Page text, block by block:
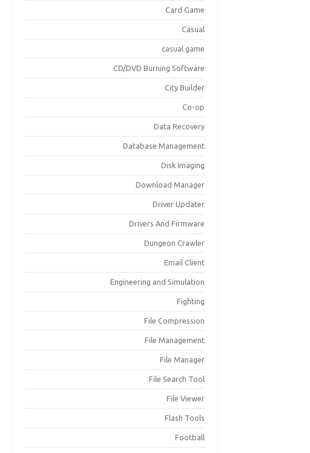
Card Game
Casual
casual game
CD/DVD Burning Software
City Builder
Co-op
Data Recovery
Database Management
Disk Imaging
Download Manager
Driver Updater
Drivers And Firmware
Dungeon Crawler
Email Client
Engineering and Simulation
Fighting
File Compression
File Management
File Manager
File Search Tool
File Viewer
Flash Tools
Football